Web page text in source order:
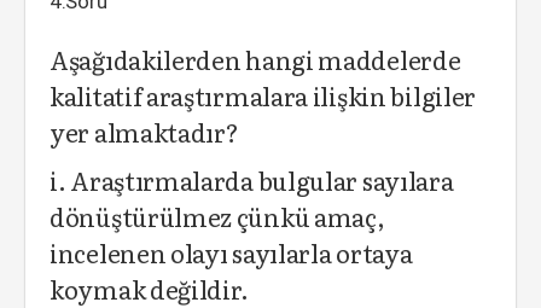
Aşağıdakilerden hangi maddelerde
kalitatif araştırmalara ilişkin bilgiler
yer almaktadır?
i. Araştırmalarda bulgular sayılara
dönüştürülmez çünkü amaç,
incelenen olayı sayılarla ortaya
koymak değildir.